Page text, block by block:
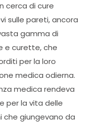
cerca di cure
sulle pareti, ancora
gamma di
e curette, che
per la loro
medica odierna.
medica rendeva
per la vita delle
che giungevano da